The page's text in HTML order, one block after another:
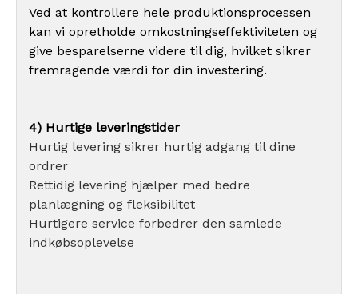
Ved at kontrollere hele produktionsprocessen
kan vi opretholde omkostningseffektiviteten og
give besparelserne videre til dig, hvilket sikrer
fremragende værdi for din investering.
4) Hurtige leveringstider
Hurtig levering sikrer hurtig adgang til dine
ordrer
Rettidig levering hjælper med bedre
planlægning og fleksibilitet
Hurtigere service forbedrer den samlede
indkøbsoplevelse